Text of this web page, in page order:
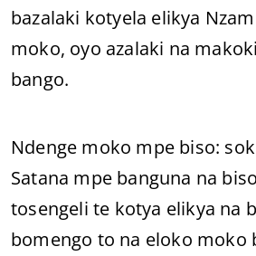
bazalaki kotyela elikya
moko, oyo azalaki na
bango.
Ndenge moko mpe biso:
Satana mpe banguna na
tosengeli te kotya elikya na
bomengo to na eloko moko